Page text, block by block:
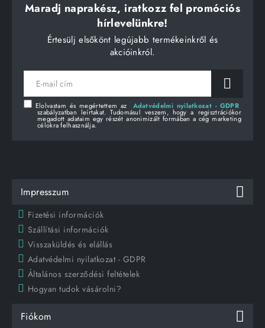
Maradj naprakész, iratkozz fel promóciós
hírlevelünkre!
Értesülj elsőkönt legújabb termékeinkről és
akcióinkról.
E-
mail
Elolvastam és megértettem az Adatvédelmi nyilatkozat - GDPR
szabályzatban leírtakat. Tudomásul veszem, hogy a regisztrációkor
megadott adataim egy részét anonimizált formában a cég marketing
célokra felhasználja.
Impresszum
Fizetési információk
Szállítási információk
Visszaküldés és elállás
Adatvédelmi nyilatkozat - GDPR
Általános szerződési feltételek
Hogyan tudok vásárolni?
Fiókom